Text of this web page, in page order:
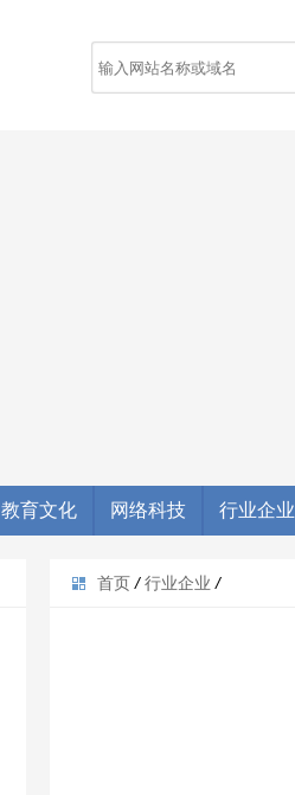
教育文化 网络科技 行业企业
首页 / 行业企业 /